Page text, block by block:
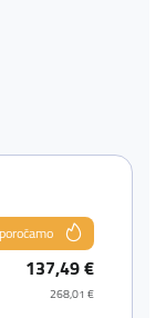
137,49 €
268,01 €